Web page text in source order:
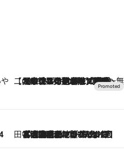
【CREA×星野リゾート】唯一無二。癒しと発見が待つ場所へ
2026.8.7
【トンボの足水浴】ヒノキの香りに包まれて涼感マックス！約13℃の湧水かけ流しを避暑地「星野温泉 トンボの湯」で体験
田中稲の勝手に再ブーム
2026.8.7
「湘南乃風に憧れて」観客大盛上がりの“タオル回し”に、ラッパー顔負けの高速歌唱まで…さだまさし（74）のアグレッシブすぎる現在地